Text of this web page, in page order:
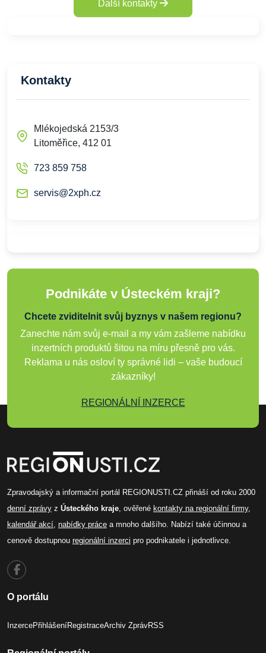
Další kontakty
Kontakty
Mlékojedská 2153/3
Litoměřice, 412 01
723 859 758
servis@2xph.cz
Podnikáte v Ústeckém kraji?
Chcete zviditelnit svůj byznys v našem regionu?
Zanechte nám svůj e-mail a my vám zašleme nabídku
inzertních produktů šitou na míru přesně pro vás.
Reklama u nás osloví ty správné lidi – vaše budoucí
zákazníky!
REGIONÁLNÍ INZERCE
Zpravodajský a informační portál REGIONUSTI.CZ přináší od roku 2000
denní zprávy z Ústeckého kraje, ověřené kontakty na regionální firmy,
kalendář akcí, nabídky práce a mnoho dalšího. Nabízí také účinnou a
cenově dostupnou regionální inzerci pro podnikatele i jednotlivce.
O portálu
InzercePřihlášeníRegistraceArchiv ZprávRSS